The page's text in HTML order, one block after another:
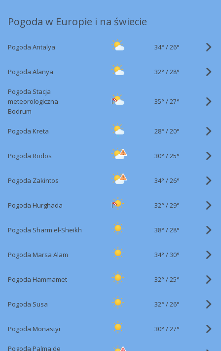
Pogoda w Europie i na świecie
Pogoda Antalya 34° /26°
Pogoda Alanya 32° /28°
Pogoda Stacja
meteorologiczna
Bodrum
35° /27°
Pogoda Kreta 28° /20°
Pogoda Rodos 30° /25°
Pogoda Zakintos 34° /26°
Pogoda Hurghada 32° /29°
Pogoda Sharm el-Sheikh 38° /28°
Pogoda Marsa Alam 34° /30°
Pogoda Hammamet 32° /25°
Pogoda Susa 32° /26°
Pogoda Monastyr 30° /27°
Pogoda Palma de